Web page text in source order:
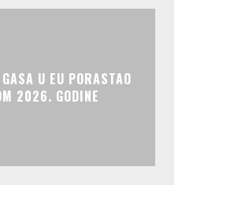
U EU PORASTAO
2026. GODINE